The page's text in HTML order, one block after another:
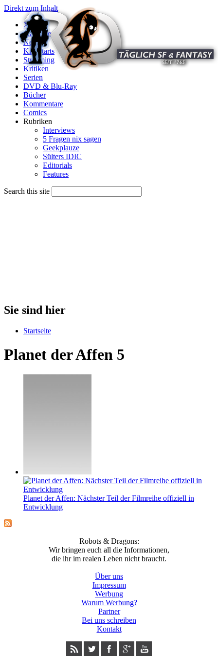
Direkt zum Inhalt
X
Startseite
News
Kinostarts
Streaming
Kritiken
Serien
DVD & Blu-Ray
Bücher
Kommentare
Comics
Rubriken
Interviews
5 Fragen nix sagen
Geekplauze
Sülters IDIC
Editorials
Features
Search this site
Sie sind hier
Startseite
Planet der Affen 5
Planet der Affen: Nächster Teil der Filmreihe offiziell in
Entwicklung
Robots & Dragons:
Wir bringen euch all die Informationen,
die ihr im realen Leben nicht braucht.
Über uns
Impressum
Werbung
Warum Werbung?
Partner
Bei uns schreiben
Kontakt